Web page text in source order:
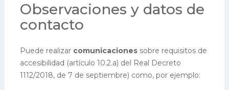
Observaciones y datos de
contacto
Puede realizar comunicacionessobre requisitos de
accesibilidad (artículo 10.2.a) del Real Decreto
1112/2018, de 7 de septiembre) como, por ejemplo: